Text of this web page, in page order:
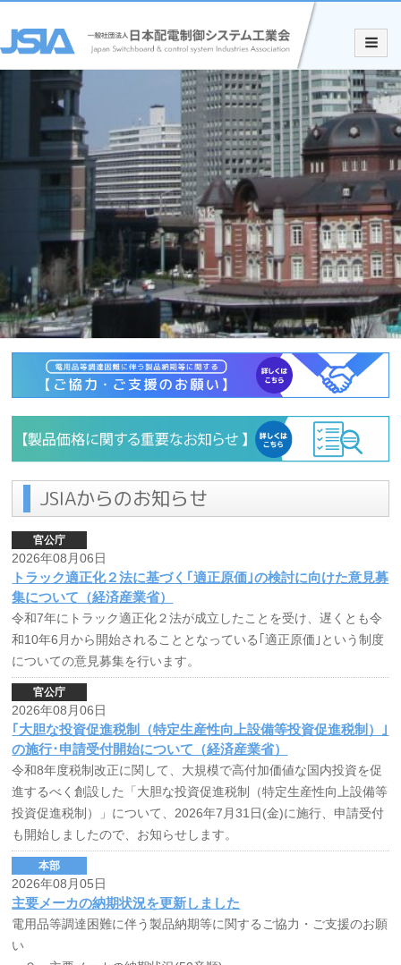
JSIAからのお知らせ
官公庁
2026年08月06日
トラック適正化２法に基づく｢適正原価｣の検討に向けた意見募
集について（経済産業省）
令和7年にトラック適正化２法が成立したことを受け、遅くとも令
和10年6月から開始されることとなっている｢適正原価｣という制度
についての意見募集を行います。
官公庁
2026年08月06日
｢大胆な投資促進税制（特定生産性向上設備等投資促進税制）｣
の施行･申請受付開始について（経済産業省）
令和8年度税制改正に関して、大規模で高付加価値な国内投資を促
進するべく創設した「大胆な投資促進税制（特定生産性向上設備等
投資促進税制）」について、2026年7月31日(金)に施行、申請受付
も開始しましたので、お知らせします。
本部
2026年08月05日
主要メーカの納期状況を更新しました
電用品等調達困難に伴う製品納期等に関するご協力・ご支援のお願
い